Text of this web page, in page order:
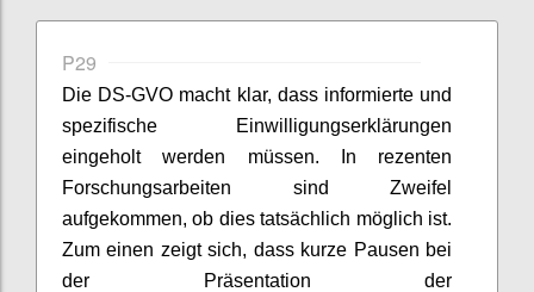
P29
Die DS-GVO macht klar, dass informierte und
spezifische Einwilligungserklärungen
eingeholt werden müssen. In rezenten
Forschungsarbeiten sind Zweifel
aufgekommen, ob dies tatsächlich möglich ist.
Zum einen zeigt sich, dass kurze Pausen bei
der Präsentation der